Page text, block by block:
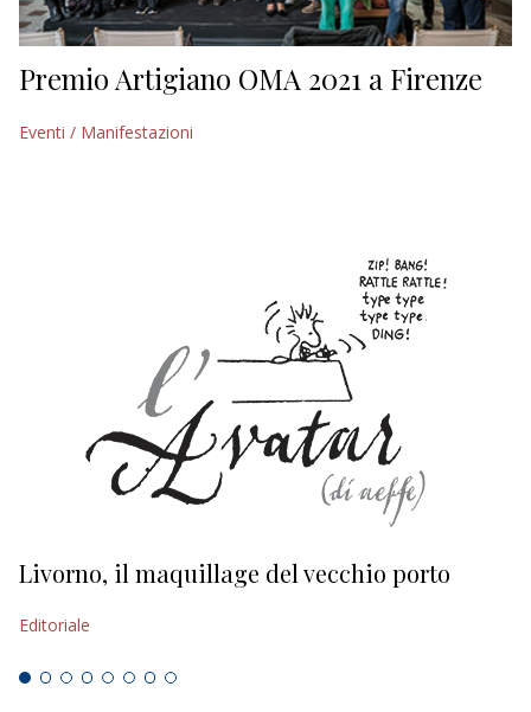
TURISMO
CULTURA
NAUTICA
Premio Artigiano OMA 2021 a Firenze
Eventi / Manifestazioni
Livorno, il maquillage del vecchio porto
Editoriale